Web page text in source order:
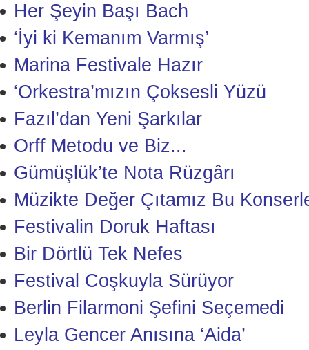
Her Şeyin Başı Bach
‘İyi ki Kemanım Varmış’
Marina Festivale Hazır
‘Orkestra’mızın Çoksesli Yüzü
Fazıl’dan Yeni Şarkılar
Orff Metodu ve Biz...
Gümüşlük’te Nota Rüzgârı
Müzikte Değer Çıtamız Bu
Festivalin Doruk Haftası
Bir Dörtlü Tek Nefes
Festival Coşkuyla Sürüyor
Berlin Filarmoni Şefini Seçemedi
Leyla Gencer Anısına ‘Aida’